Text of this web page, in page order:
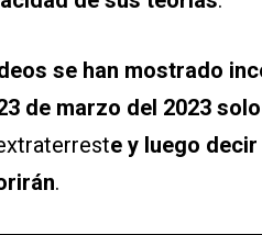
se han mostrado
de marzo del 2023
e y luego
.